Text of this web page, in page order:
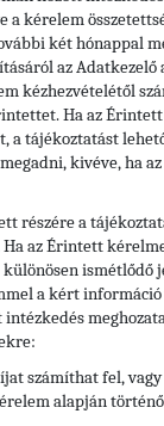
a kérelem
két hónappal
az Adatkezelő
kézhezvételétől
Ha az
a tájékoztatást
kivéve, ha
részére a
az Érintett
különösen ismétlődő
a kért
számíthat fel, vagy
alapján